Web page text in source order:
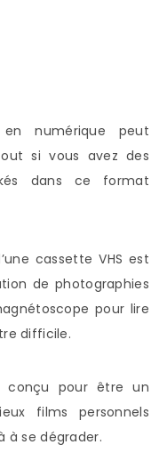
numérique peut
si vous avez des
dans ce format
cassette VHS est
de photographies
pour lire
difficile.
conçu pour être un
films personnels
se dégrader.